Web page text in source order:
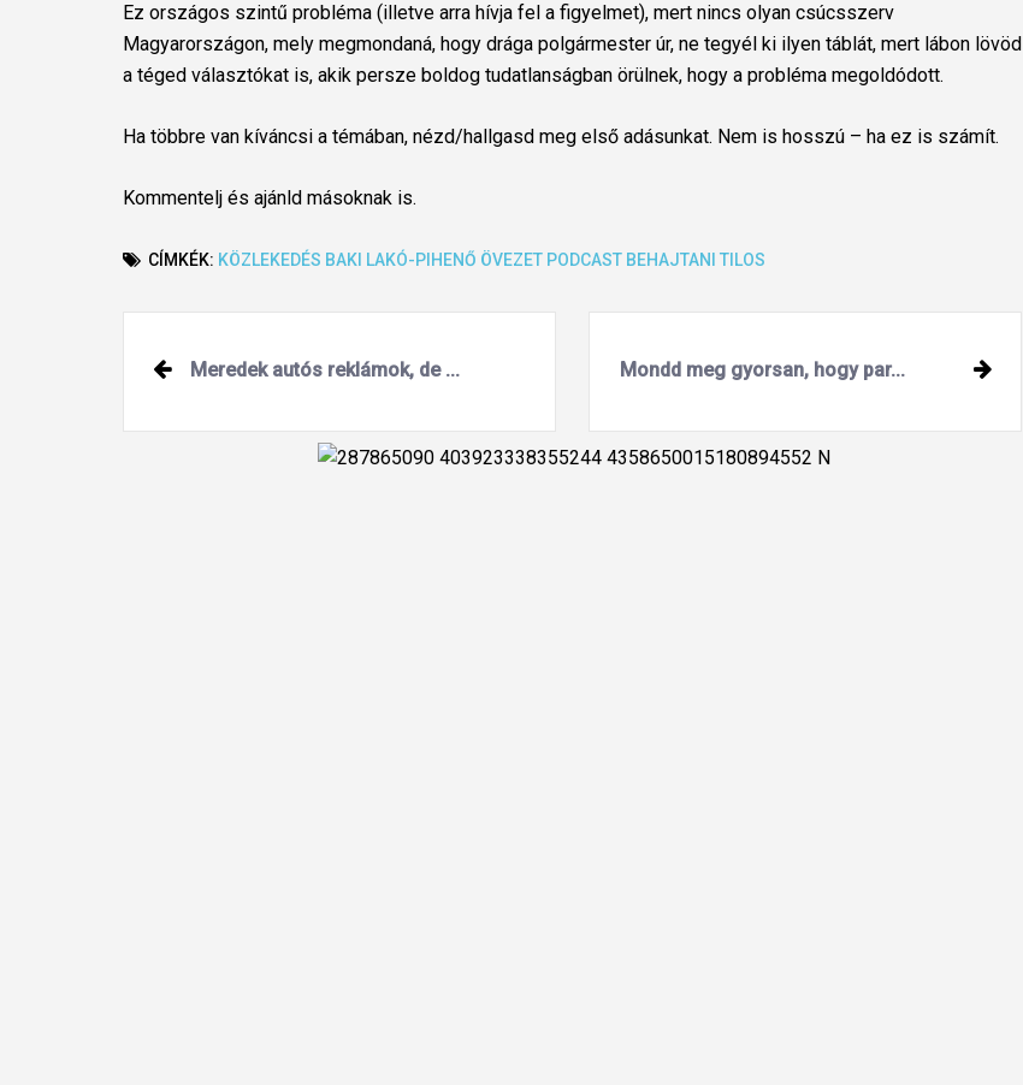
Ez országos szintű probléma (illetve arra hívja fel a figyelmet), mert nincs olyan csúcsszerv
Magyarországon, mely megmondaná, hogy drága polgármester úr, ne tegyél ki ilyen táblát, mert lábon lövöd
a téged választókat is, akik persze boldog tudatlanságban örülnek, hogy a probléma megoldódott.
Ha többre van kíváncsi a témában, nézd/hallgasd meg első adásunkat. Nem is hosszú – ha ez is számít.
Kommentelj és ajánld másoknak is.
CÍMKÉK: KÖZLEKEDÉS BAKI LAKÓ-PIHENŐ ÖVEZET PODCAST BEHAJTANI TILOS
Post
navigation
Meredek autós reklámok, de ... Mondd meg gyorsan, hogy par...